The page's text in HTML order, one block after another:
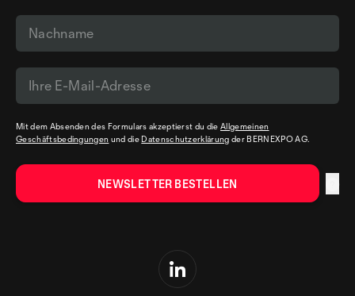
Mit dem Absenden des Formulars akzeptierst du dieAllgemeinen
Geschäftsbedingungen und die Datenschutzerklärung der BERNEXPO AG.